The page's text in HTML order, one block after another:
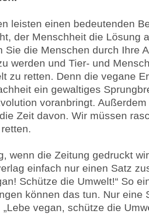
leisten einen bedeutenden
der Menschheit die Lösung
Sie die Menschen durch Ihre
werden und Tier- und
zu retten. Denn die vegane
ein gewaltiges
voranbringt.
Zeit davon. Wir müssen
wenn die Zeitung gedruckt
einfach nur einen Satz
Schütze die Umwelt!“ So
können das tun. Nur eine
„Lebe vegan, schütze die